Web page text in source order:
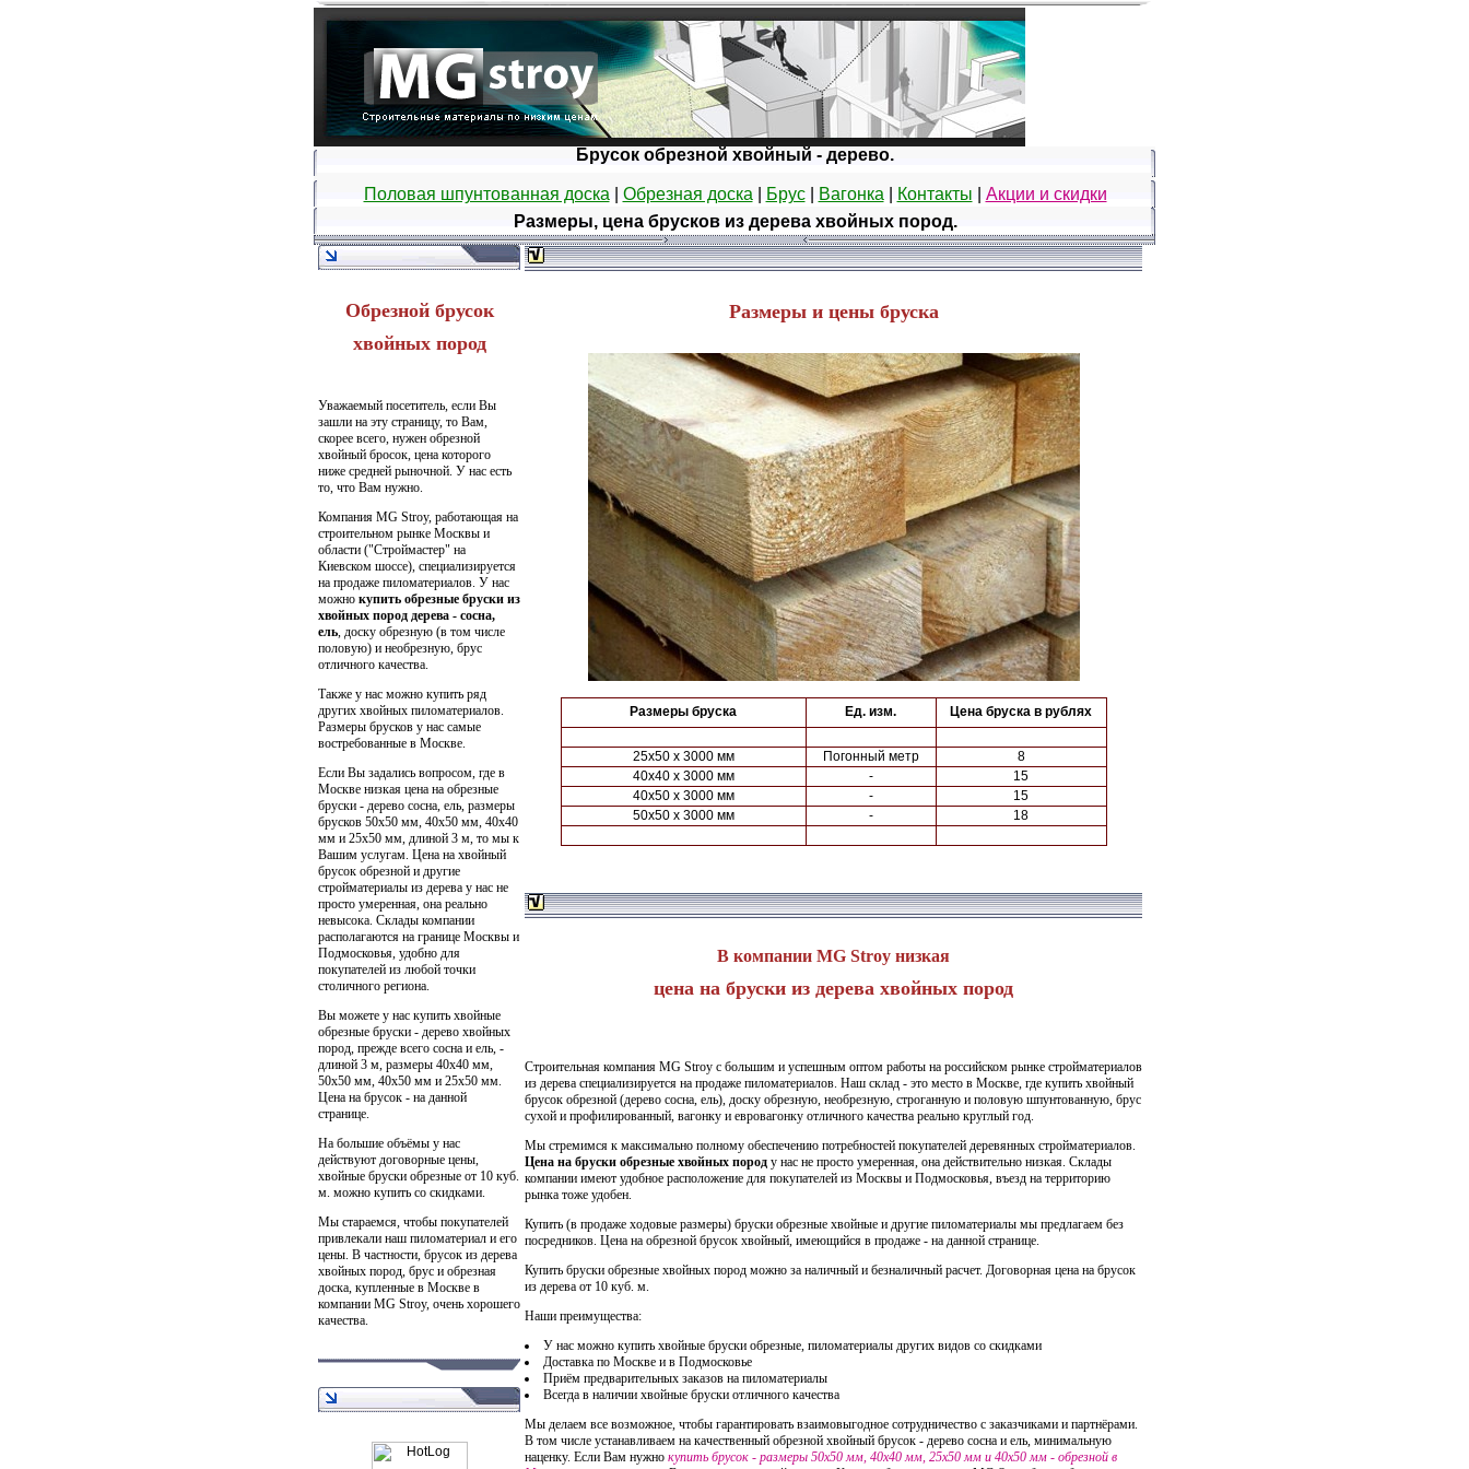
Брусок обрезной хвойный - дерево.
Половая шпунтованная доска Обрезная доска Брус| Вагонка Контакты
Акции и скидки
Размеры, цена брусков из дерева хвойных пород.
Обрезной брусок
хвойных пород
Уважаемый посетитель, если Вы
зашли на эту страницу, то Вам,
скорее всего, нужен обрезной
хвойный бросок, цена которого
ниже средней рыночной. У нас есть
то, что Вам нужно.
Компания MG Stroy, работающая на
строительном рынке Москвы и
области ("Строймастер" на
Киевском шоссе), специализируется
на продаже пиломатериалов. У нас
можно купить обрезные бруски из
хвойных пород дерева - сосна,
ель, доску обрезную (в том числе
половую) и необрезную, брус
отличного качества.
Также у нас можно купить ряд
других хвойных пиломатериалов.
Размеры брусков у нас самые
востребованные в Москве.
Если Вы задались вопросом, где в
Москве низкая цена на обрезные
бруски - дерево сосна, ель, размеры
брусков 50х50 мм, 40х50 мм, 40х40
мм и 25х50 мм, длиной 3 м, то мы к
Вашим услугам. Цена на хвойный
брусок обрезной и другие
стройматериалы из дерева у нас не
просто умеренная, она реально
невысока. Склады компании
располагаются на границе Москвы и
Подмосковья, удобно для
покупателей из любой точки
столичного региона.
Вы можете у нас купить хвойные
обрезные бруски - дерево хвойных
пород, прежде всего сосна и ель, -
длиной 3 м, размеры 40х40 мм,
50х50 мм, 40х50 мм и 25х50 мм.
Цена на брусок - на данной
странице.
На большие объёмы у нас
действуют договорные цены,
хвойные бруски обрезные от 10 куб.
м. можно купить со скидками.
Мы стараемся, чтобы покупателей
привлекали наш пиломатериал и его
цены. В частности, брусок из дерева
хвойных пород, брус и обрезная
доска, купленные в Москве в
компании MG Stroy, очень хорошего
качества.
Размеры и цены бруска
Размеры бруска Ед. изм. Цена бруска в рублях
25х50 х 3000 мм Погонный метр
8
40х40 х 3000 мм
-
15
40х50 х 3000 мм
-
15
50х50 х 3000 мм
- 18
В компании MG Stroy низкая
цена на бруски из дерева хвойных пород
Строительная компания MG Stroy с большим и успешным оптом работы на российском рынке стройматериалов
из дерева специализируется на продаже пиломатериалов. Наш склад - это место в Москве, где купить хвойный
брусок обрезной (дерево сосна, ель), доску обрезную, необрезную, строганную и половую шпунтованную, брус
сухой и профилированный, вагонку и евровагонку отличного качества реально круглый год.
Мы стремимся к максимально полному обеспечению потребностей покупателей деревянных стройматериалов.
Цена на бруски обрезные хвойных пород у нас не просто умеренная, она действительно низкая. Склады
компании имеют удобное расположение для покупателей из Москвы и Подмосковья, въезд на территорию
рынка тоже удобен.
Купить (в продаже ходовые размеры) бруски обрезные хвойные и другие пиломатериалы мы предлагаем без
посредников. Цена на обрезной брусок хвойный, имеющийся в продаже - на данной странице.
Купить бруски обрезные хвойных пород можно за наличный и безналичный расчет. Договорная цена на брусок
из дерева от 10 куб. м.
Наши преимущества:
У нас можно купить хвойные бруски обрезные, пиломатериалы других видов со скидками
Доставка по Москве и в Подмосковье
Приём предварительных заказов на пиломатериалы
Всегда в наличии хвойные бруски отличного качества
Мы делаем все возможное, чтобы гарантировать взаимовыгодное сотрудничество с заказчиками и партнёрами.
В том числе устанавливаем на качественный обрезной хвойный брусок - дерево сосна и ель, минимальную
наценку. Если Вам нужно купить брусок - размеры 50х50 мм, 40х40 мм, 25х50 мм и 40х50 мм - обрезной в